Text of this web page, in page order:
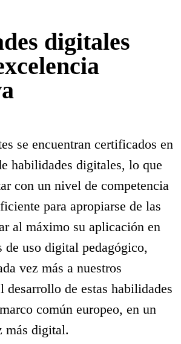
digitales
se encuentran certificados en
habilidades digitales, lo que
con un nivel de competencia
para apropiarse de las
al máximo su aplicación en
de uso digital pedagógico,
vez más a nuestros
desarrollo de estas habilidades
común europeo, en un
más digital.